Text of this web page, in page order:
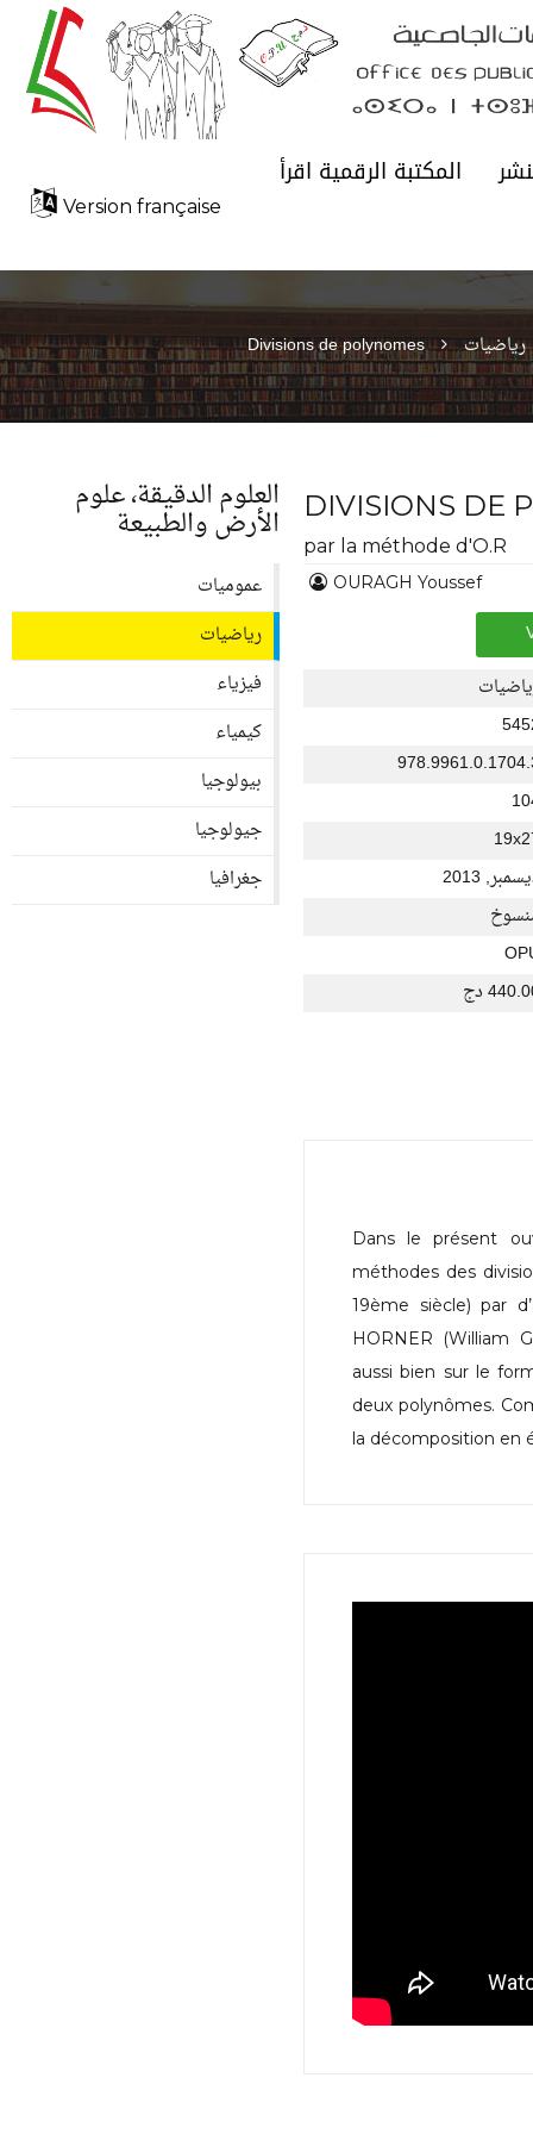
المكتبة الرقمية اقرأ
Version française
رياضيات Divisions de polynomes
DIVISIONS DE
par la méthode d'O.R
OURAGH Youssef
2013
دج
Dans le présent
méthodes des
19ème siècle) par
HORNER (William
aussi bien sur le
deux polynômes.
la décomposition en
العلوم الدقيقة، علوم
الأرض والطبيعة
عموميات
رياضيات
فيزياء
كيمياء
بيولوجيا
جيولوجيا
جغرافيا